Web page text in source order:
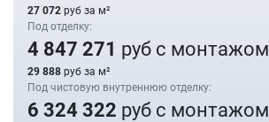
27 072 руб за м²
Под отделку:
4 847 271 руб с монтажом
29 888 руб за м²
Под чистовую внутреннюю отделку:
6 324 322 руб с монтажом